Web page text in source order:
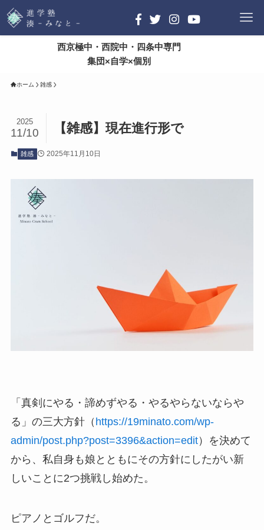
西京極中・西院中・四条中専門
集団×自学×個別
ホーム 雑感
【雑感】現在進行形で
2025
11/10
雑感 2025年11月10日
「真剣にやる・諦めずやる・やるやらないならや
る」の三大方針（ https://19minato.com/wp-
admin/post.php?post=3396&action=edit）を決めて
から、私自身も娘とともにその方針にしたがい新
しいことに2つ挑戦し始めた。
ピアノとゴルフだ。